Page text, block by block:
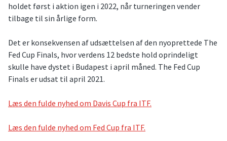
holdet først i aktion igen i 2022, når turneringen vender
tilbage til sin årlige form.
Det er konsekvensen af udsættelsen af den nyoprettede The
Fed Cup Finals, hvor verdens 12 bedste hold oprindeligt
skulle have dystet i Budapest i april måned. The Fed Cup
Finals er udsat til april 2021.
Læs den fulde nyhed om Davis Cup fra ITF.
Læs den fulde nyhed om Fed Cup fra ITF.